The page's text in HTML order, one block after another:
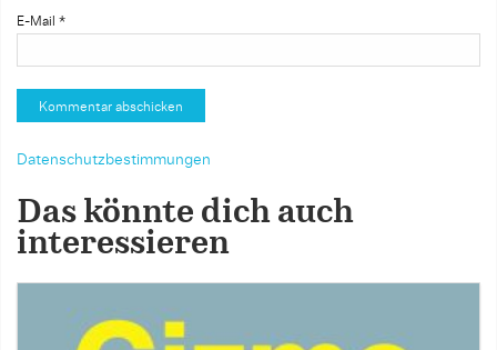
E-Mail *
Datenschutzbestimmungen
Das könnte dich auch
interessieren